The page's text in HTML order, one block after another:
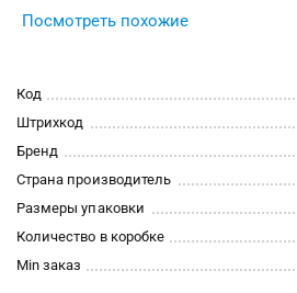
Посмотреть похожие
Код
Штрихкод
Бренд
Страна производитель
Размеры упаковки
Количество в коробке
Min заказ